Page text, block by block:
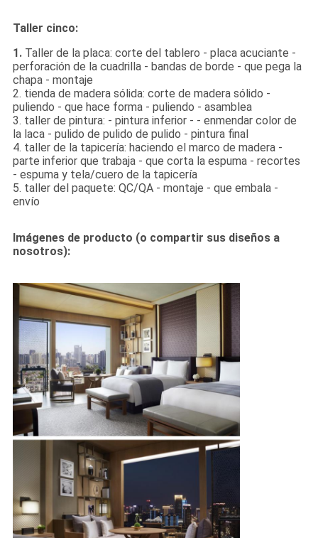
Taller cinco:
1. Taller de la placa: corte del tablero - placa acuciante -
perforación de la cuadrilla - bandas de borde - que pega la
chapa - montaje
2. tienda de madera sólida: corte de madera sólido -
puliendo - que hace forma - puliendo - asamblea
3. taller de pintura: - pintura inferior - - enmendar color de
la laca - pulido de pulido de pulido - pintura final
4. taller de la tapicería: haciendo el marco de madera -
parte inferior que trabaja - que corta la espuma - recortes
- espuma y tela/cuero de la tapicería
5. taller del paquete: QC/QA - montaje - que embala -
envío
Imágenes de producto (o compartir sus diseños a
nosotros):